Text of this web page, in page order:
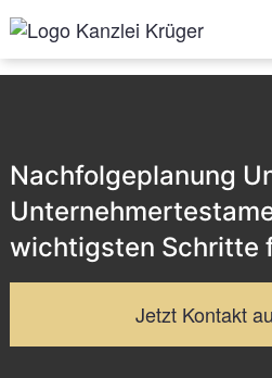
Nachfolgeplanung
wichtigsten Schritte
Jetzt Kontakt